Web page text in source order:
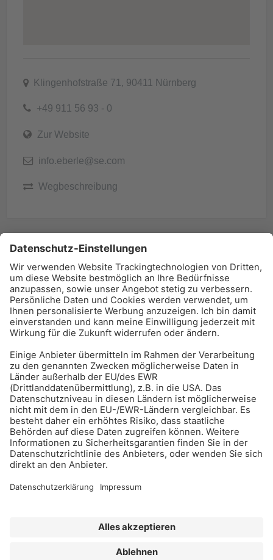
Klingenhofstraße 71, 90411 Nürnberg
+49 911 56 93 - 0
Zur Website
info.eberle@se.com
Wegbeschreibung
BAU-Index Newsletter
Erhalten Sie regelmäßig Benachrichtigungen zu den
Zur Anmeldung
Meistgelesen:Bauwerksabdichtung
Impressum Bildrechte
Widerrufsrecht für Verbraucher
Erklärung zur Barrierefreiheit